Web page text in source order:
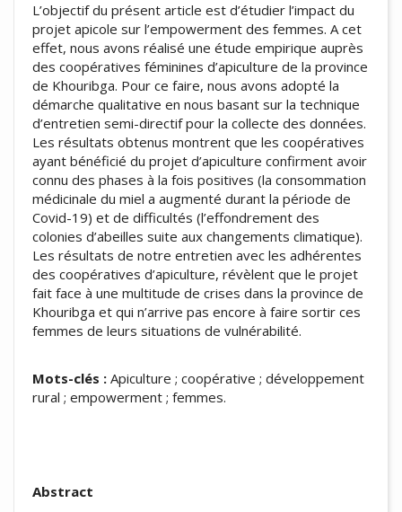
L’objectif du présent article est d’étudier l’impact du
projet apicole sur l’empowerment des femmes. A cet
effet, nous avons réalisé une étude empirique auprès
des coopératives féminines d’apiculture de la province
de Khouribga. Pour ce faire, nous avons adopté la
démarche qualitative en nous basant sur la technique
d’entretien semi-directif pour la collecte des données.
Les résultats obtenus montrent que les coopératives
ayant bénéficié du projet d’apiculture confirment avoir
connu des phases à la fois positives (la consommation
médicinale du miel a augmenté durant la période de
Covid-19) et de difficultés (l’effondrement des
colonies d’abeilles suite aux changements climatique).
Les résultats de notre entretien avec les adhérentes
des coopératives d’apiculture, révèlent que le projet
fait face à une multitude de crises dans la province de
Khouribga et qui n’arrive pas encore à faire sortir ces
femmes de leurs situations de vulnérabilité.
Mots-clés : Apiculture ; coopérative ; développement
rural ; empowerment ; femmes.
Abstract